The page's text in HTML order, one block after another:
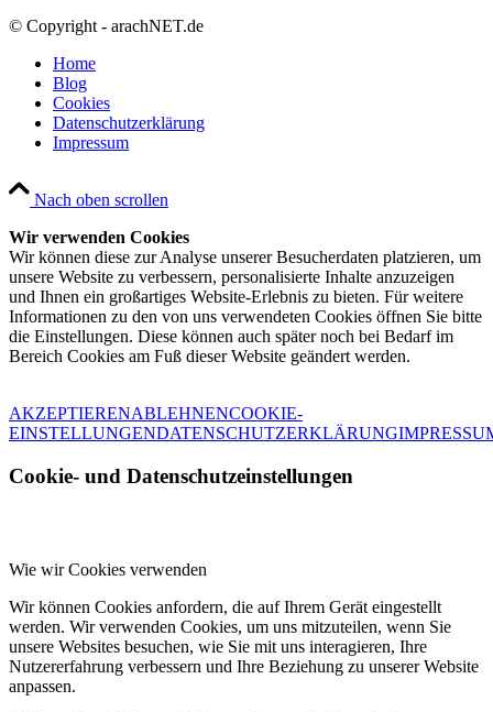
© Copyright - arachNET.de
Home
Blog
Cookies
Datenschutzerklärung
Impressum
Nach oben scrollen
Wir verwenden Cookies
Wir können diese zur Analyse unserer Besucherdaten platzieren, um
unsere Website zu verbessern, personalisierte Inhalte anzuzeigen
und Ihnen ein großartiges Website-Erlebnis zu bieten. Für weitere
Informationen zu den von uns verwendeten Cookies öffnen Sie bitte
die Einstellungen. Diese können auch später noch bei Bedarf im
Bereich Cookies am Fuß dieser Website geändert werden.
AKZEPTIERENABLEHNENCOOKIE-
EINSTELLUNGENDATENSCHUTZERKLÄRUNG
Cookie- und Datenschutzeinstellungen
Wie wir Cookies verwenden
Wir können Cookies anfordern, die auf Ihrem Gerät eingestellt
werden. Wir verwenden Cookies, um uns mitzuteilen, wenn Sie
unsere Websites besuchen, wie Sie mit uns interagieren, Ihre
Nutzererfahrung verbessern und Ihre Beziehung zu unserer Website
anpassen.